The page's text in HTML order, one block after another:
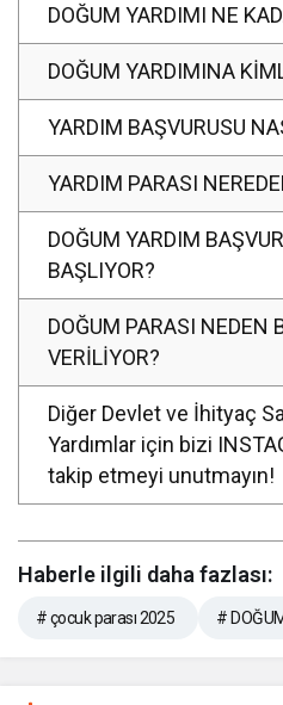
DOĞUM YARDIMI NE
DOĞUM YARDIMINA
YARDIM BAŞVURUSU
YARDIM PARASI
DOĞUM YARDIM
BAŞLIYOR?
DOĞUM PARASI NEDEN
VERİLİYOR?
Diğer Devlet ve İhityaç
Yardımlar için bizi
takip etmeyi unutmayın!
Haberle ilgili daha fazlası:
# çocuk parası 2025 #